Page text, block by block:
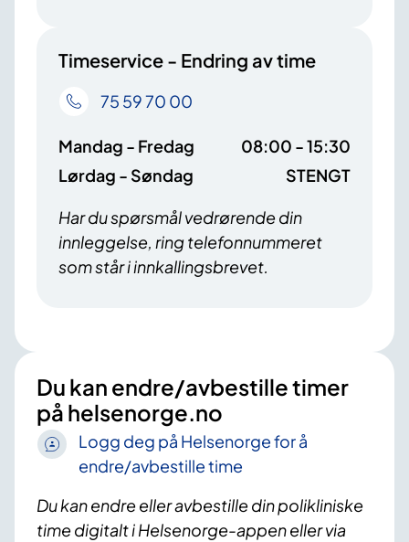
Timeservice - Endring av time
75 59 70 00
Mandag - Fredag
08:00 - 15:30
Lørdag - Søndag
STENGT
Har du spørsmål vedrørende din
innleggelse, ring telefonnummeret
som står i innkallingsbrevet.
Du kan endre/avbestille timer
på helsenorge.no
Logg deg på Helsenorge for å
endre/avbestille time
Du kan endre eller avbestille din polikliniske
time digitalt i Helsenorge-appen eller via